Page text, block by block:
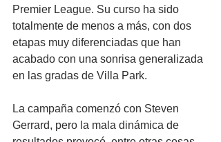
Premier League. Su curso ha sido
totalmente de menos a más, con dos
etapas muy diferenciadas que han
acabado con una sonrisa generalizada
en las gradas de Villa Park.
La campaña comenzó con Steven
Gerrard, pero la mala dinámica de